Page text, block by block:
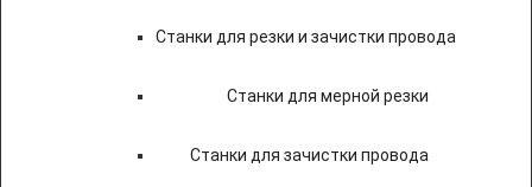
Станки для резки и зачистки провода
Станки для мерной резки
Станки для зачистки провода